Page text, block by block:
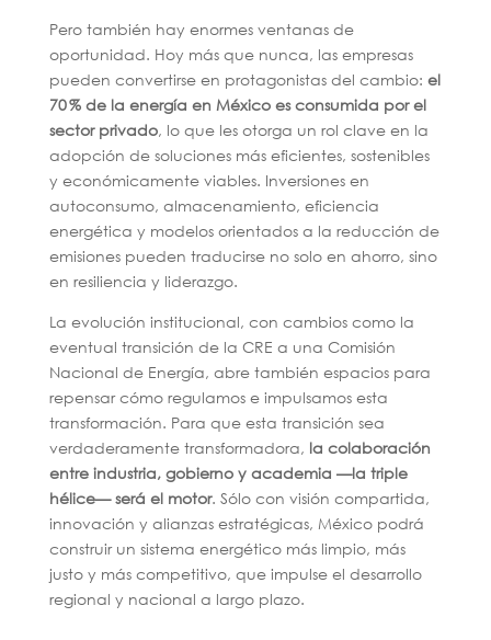
Pero también hay enormes ventanas de
oportunidad. Hoy más que nunca, las empresas
pueden convertirse en protagonistas del cambio: el
70 % de la energía en México es consumida por el
sector privado, lo que les otorga un rol clave en la
adopción de soluciones más eficientes, sostenibles
y económicamente viables. Inversiones en
autoconsumo, almacenamiento, eficiencia
energética y modelos orientados a la reducción de
emisiones pueden traducirse no solo en ahorro, sino
en resiliencia y liderazgo.
La evolución institucional, con cambios como la
eventual transición de la CRE a una Comisión
Nacional de Energía, abre también espacios para
repensar cómo regulamos e impulsamos esta
transformación. Para que esta transición sea
verdaderamente transformadora, la colaboración
entre industria, gobierno y academia —la triple
hélice— será el motor. Sólo con visión compartida,
innovación y alianzas estratégicas, México podrá
construir un sistema energético más limpio, más
justo y más competitivo, que impulse el desarrollo
regional y nacional a largo plazo.